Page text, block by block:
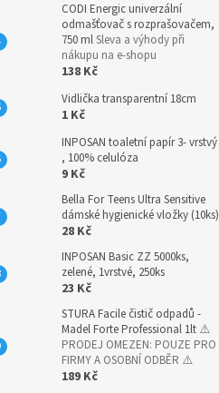
CODI Energic univerzální
odmašťovač s rozprašovačem,
750 mlSleva a výhody při
nákupu na e-shopu
138 Kč
Vidlička transparentní 18cm
1 Kč
INPOSAN toaletní papír 3- vrstvý
, 100% celulóza
9 Kč
Bella For Teens Ultra Sensitive
dámské hygienické vložky (10ks)
28 Kč
INPOSAN Basic ZZ 5000ks,
zelené, 1vrstvé, 250ks
23 Kč
STURA Facile čistič odpadů -
Madel Forte Professional 1lt ⚠️
PRODEJ OMEZEN: POUZE PRO
FIRMY A OSOBNÍ ODBĚR ⚠️
189 Kč